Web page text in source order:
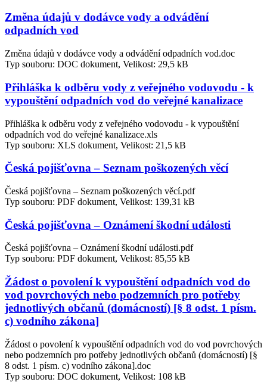
Změna údajů v dodávce vody a odvádění
odpadních vod
Změna údajů v dodávce vody a odvádění odpadních vod.doc
Typ souboru: DOC dokument, Velikost: 29,5 kB
Přihláška k odběru vody z veřejného vodovodu - k
vypouštění odpadních vod do veřejné kanalizace
Přihláška k odběru vody z veřejného vodovodu - k vypouštění
odpadních vod do veřejné kanalizace.xls
Typ souboru: XLS dokument, Velikost: 21,5 kB
Česká pojišťovna – Seznam poškozených věcí
Česká pojišťovna – Seznam poškozených věcí.pdf
Typ souboru: PDF dokument, Velikost: 139,31 kB
Česká pojišťovna – Oznámení škodní události
Česká pojišťovna – Oznámení škodní události.pdf
Typ souboru: PDF dokument, Velikost: 85,55 kB
Žádost o povolení k vypouštění odpadních vod do
vod povrchových nebo podzemních pro potřeby
jednotlivých občanů (domácností) [§ 8 odst. 1 písm.
c) vodního zákona]
Žádost o povolení k vypouštění odpadních vod do vod povrchových
nebo podzemních pro potřeby jednotlivých občanů (domácností) [§
8 odst. 1 písm. c) vodního zákona].doc
Typ souboru: DOC dokument, Velikost: 108 kB